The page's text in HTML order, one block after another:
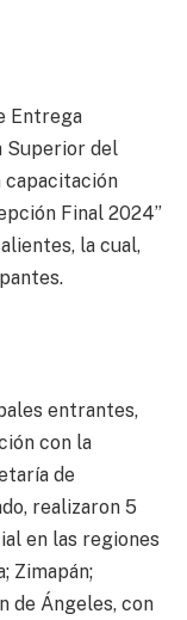
Entrega
Superior del
capacitación
Final 2024”
la cual,
entrantes,
con la
de
realizaron 5
en las regiones
Zimapán;
de Ángeles, con